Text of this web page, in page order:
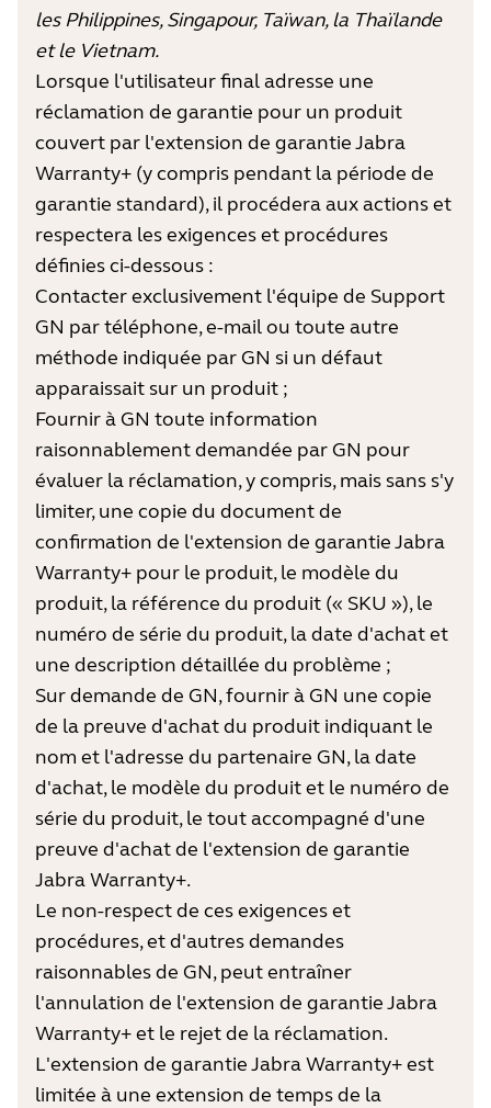
les Philippines, Singapour, Taïwan, la Thaïlande
et le Vietnam.
Lorsque l'utilisateur final adresse une
réclamation de garantie pour un produit
couvert par l'extension de garantie Jabra
Warranty+ (y compris pendant la période de
garantie standard), il procédera aux actions et
respectera les exigences et procédures
définies ci-dessous :
Contacter exclusivement l'équipe de Support
GN par téléphone, e-mail ou toute autre
méthode indiquée par GN si un défaut
apparaissait sur un produit ;
Fournir à GN toute information
raisonnablement demandée par GN pour
évaluer la réclamation, y compris, mais sans s'y
limiter, une copie du document de
confirmation de l'extension de garantie Jabra
Warranty+ pour le produit, le modèle du
produit, la référence du produit (« SKU »), le
numéro de série du produit, la date d'achat et
une description détaillée du problème ;
Sur demande de GN, fournir à GN une copie
de la preuve d'achat du produit indiquant le
nom et l'adresse du partenaire GN, la date
d'achat, le modèle du produit et le numéro de
série du produit, le tout accompagné d'une
preuve d'achat de l'extension de garantie
Jabra Warranty+.
Le non-respect de ces exigences et
procédures, et d'autres demandes
raisonnables de GN, peut entraîner
l'annulation de l'extension de garantie Jabra
Warranty+ et le rejet de la réclamation.
L'extension de garantie Jabra Warranty+ est
limitée à une extension de temps de la